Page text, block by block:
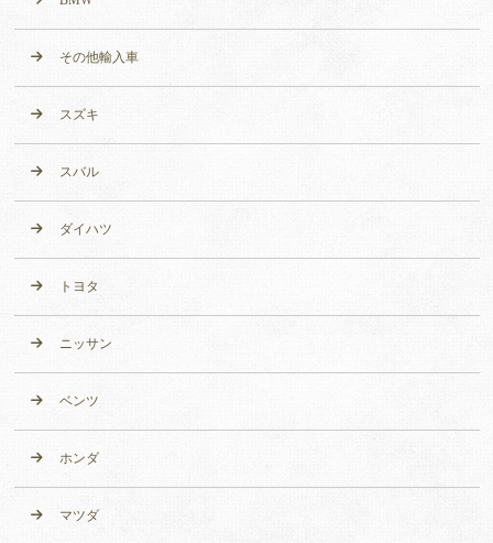
その他輸入車
スズキ
スバル
ダイハツ
トヨタ
ニッサン
ベンツ
ホンダ
マツダ